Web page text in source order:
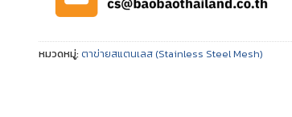
หมวดหมู่: ตาข่ายสแตนเลส (Stainless Steel Mesh)